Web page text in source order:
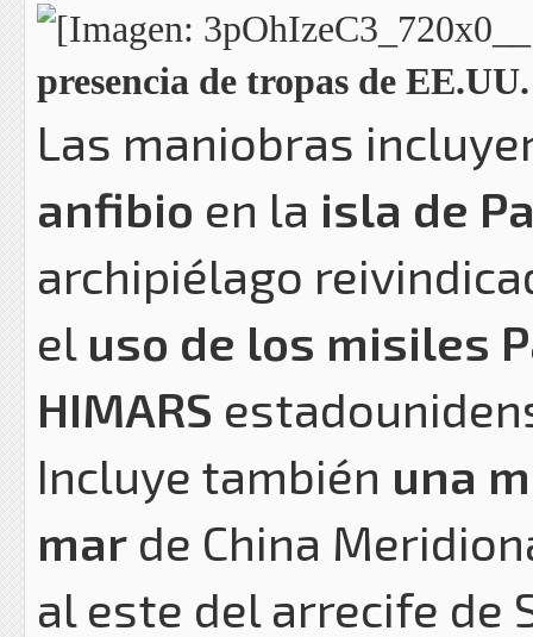
presencia de tropas de
Las maniobras
anfibio en la isla de
archipiélago
el uso de los misiles
HIMARS
Incluye también una
mar de China
al este del arrecife de